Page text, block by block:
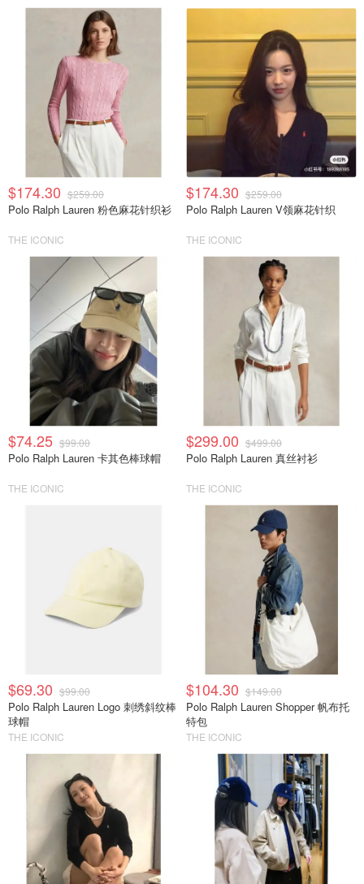
$174.30 $259.00
Polo Ralph Lauren 粉色麻花针织衫
THE ICONIC
$174.30 $259.00
Polo Ralph Lauren V领麻花针织
THE ICONIC
$74.25 $99.00
Polo Ralph Lauren 卡其色棒球帽
THE ICONIC
$299.00 $499.00
Polo Ralph Lauren 真丝衬衫
THE ICONIC
$69.30 $99.00
Polo Ralph Lauren Logo 刺绣斜纹棒
球帽
THE ICONIC
$104.30 $149.00
Polo Ralph Lauren Shopper 帆布托
特包
THE ICONIC